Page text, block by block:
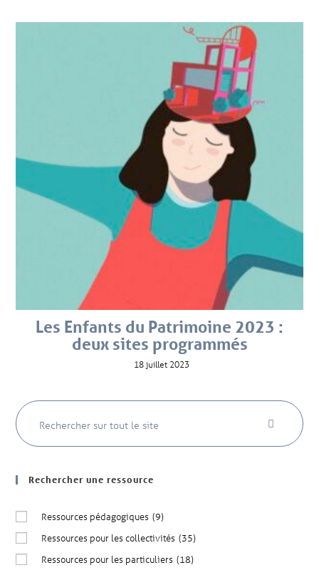
Les Enfants du Patrimoine 2023 :
deux sites programmés
18 juillet 2023
Rechercher une ressource
Ressources pédagogiques (9)
Ressources pour les collectivités (35)
Ressources pour les particuliers (18)